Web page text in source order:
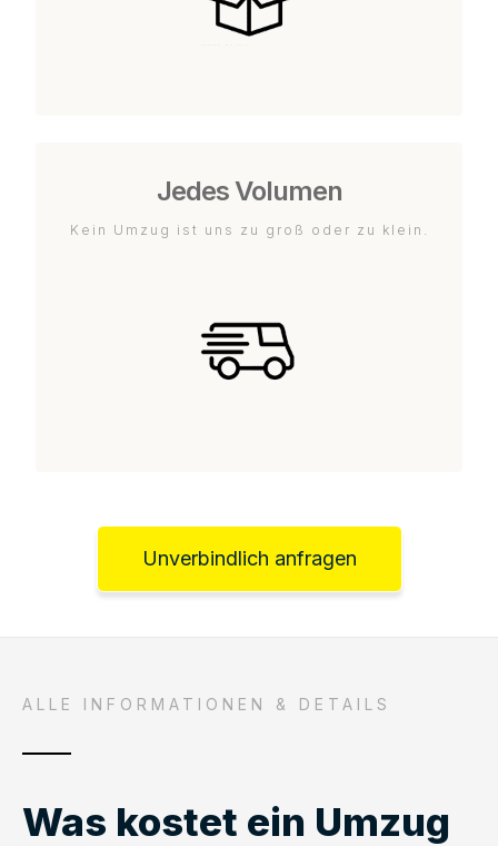
Jedes Volumen
Kein Umzug ist uns zu groß oder zu klein.
Unverbindlich anfragen
ALLE INFORMATIONEN & DETAILS
Was kostet ein Umzug